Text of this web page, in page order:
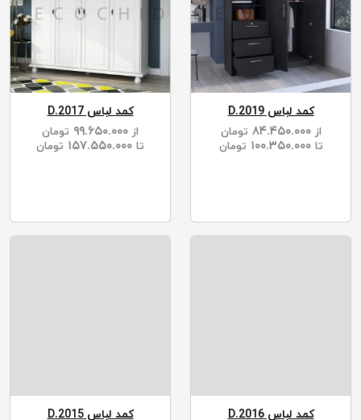
کمد لباس D.2015 کمد لباس D.2016
کمد لباس D.2017
از
تومان
تا
تومان
کمد لباس D.2019
از ۸۴.۴۵۰.۰۰۰
تومان
تا ۱۰۰.۳۵۰.۰۰۰ تومان